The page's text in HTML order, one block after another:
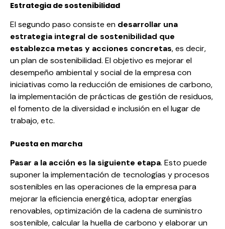
Estrategia de sostenibilidad
El segundo paso consiste en desarrollar una
estrategia integral de sostenibilidad que
establezca metas y acciones concretas, es decir,
unplan de sostenibilidad. El objetivo es mejorar el
desempeño ambiental y social de la empresa con
iniciativas como la reducción de emisiones de carbono,
la implementación de prácticas de gestión de residuos,
el fomento de la diversidad e inclusión en el lugar de
trabajo, etc.
Puesta en marcha
Pasar a la acción es la siguiente etapa. Esto puede
suponer la implementación de tecnologías y procesos
sostenibles en las operaciones de la empresa para
mejorar la eficiencia energética, adoptar energías
renovables, optimización de lacadena de suministro
sostenible, calcular lahuella de carbono y elaborar un